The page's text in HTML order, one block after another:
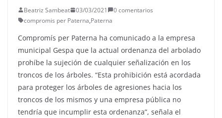
Beatriz Sambeat 03/03/2021
0 comentarios
compromis per Paterna,Paterna
Compromís per Paterna ha comunicado a la empresa
municipal Gespa que la actual ordenanza del arbolado
prohíbe la sujeción de cualquier señalización en los
troncos de los árboles. “Esta prohibición está acordada
para proteger los árboles de agresiones hacia los
troncos de los mismos y una empresa pública no
tendría que incumplir esta ordenanza”, señala el